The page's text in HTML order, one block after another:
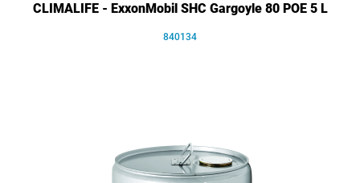
CLIMALIFE - ExxonMobil SHC Gargoyle 80 POE 5 L
840134